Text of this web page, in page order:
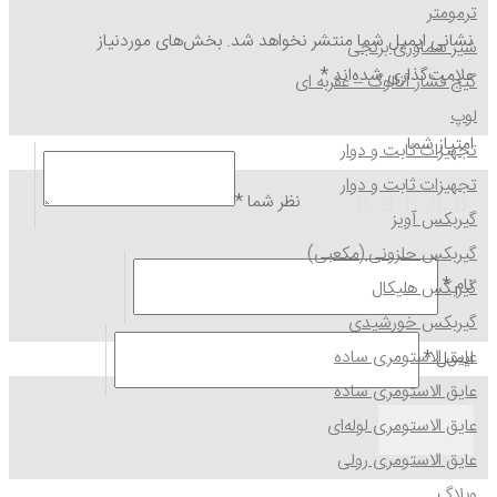
ترمومتر
شیر سماوری برنجی
گیج فشار آنالوگ – عقربه ای
لوپ
تجهیزات ثابت و دوار
تجهیزات ثابت و دوار
گیربکس آویز
گیربکس حلزونی (مکعبی)
گیربکس هلیکال
گیربکس خورشیدی
عایق الاستومری ساده
عایق الاستومری ساده
عایق الاستومری لوله‌ای
عایق الاستومری رولی
نشانی ایمیل شما منتشر نخواهد شد.بخش‌های موردنیاز
علامت‌گذاری شده‌اند*
امتیاز شما
نظر شما*
نام*
ایمیل*